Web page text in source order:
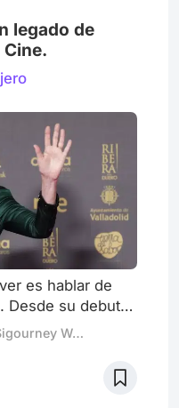
legado de
es hablar de
Desde su debut
en Alien (1979),
una nueva era
inteligentes y
ser
# Sigourney Weaver